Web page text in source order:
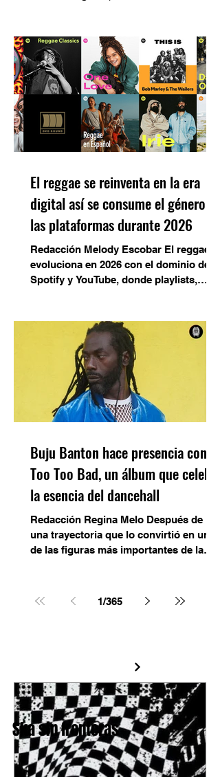
concierto gratuito como parte del
festival Noches Pegajosas 2026. El
evento, organizado por Ándale La Paz
A.C., reunirá música y espacios
comunitarios en una jornada pensada
para toda la familia. Reconocida por su
estilo que fusiona reggae, pop y
sonidos caribeños, la agrupación se ha
El reggae se reinventa en la era
digital así se consume el género en
las plataformas durante 2026
Redacción Melody Escobar El reggae
evoluciona en 2026 con el dominio de
Spotify y YouTube, donde playlists,
artistas sin perder la esencia del
de expansión en 2026 gracias al auge de
las plataformas digitales, donde Spotify
y YouTube se han convertido en los
principales escenarios para descubrir,
escuchar y posicionar a los artistas del
Buju Banton hace presencia con
Too Too Bad, un álbum que celebra
la esencia del dancehall
Redacción Regina Melo Después de
una trayectoria que lo convirtió en una
de las figuras más importantes de la
recupera la energía de sus primeros
mezcla sonidos clásicos con elementos
actuales, ofreciendo una experiencia
que puede disfrutar tanto el público que
ha s
1/365
Ska sin fronteras